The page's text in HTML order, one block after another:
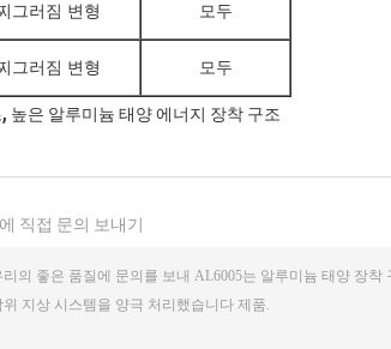
그러짐 변형 모두
그러짐 변형 모두
, 높은 알루미늄 태양 에너지 장착 구조
직접 문의 보내기